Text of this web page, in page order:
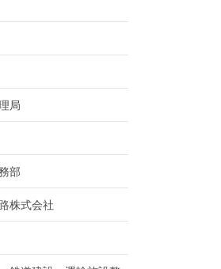
局
部
株式会社